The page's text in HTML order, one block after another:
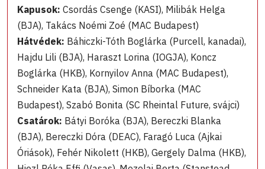
Kapusok: Csordás Csenge (KASI), Milibák Helga
(BJA), Takács Noémi Zoé (MAC Budapest)
Hátvédek: Báhiczki-Tóth Boglárka (Purcell, kanadai),
Hajdu Lili (BJA), Haraszt Lorina (IOGJA), Koncz
Boglárka (HKB), Kornyilov Anna (MAC Budapest),
Schneider Kata (BJA), Simon Bíborka (MAC
Budapest), Szabó Bonita (SC Rheintal Future, svájci)
Csatárok: Bátyi Boróka (BJA), Bereczki Blanka
(BJA), Bereczki Dóra (DEAC), Faragó Luca (Ajkai
Óriások), Fehér Nikolett (HKB), Gergely Dalma (HKB),